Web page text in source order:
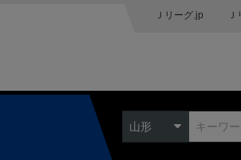
Ｊリーグ.jp
山形